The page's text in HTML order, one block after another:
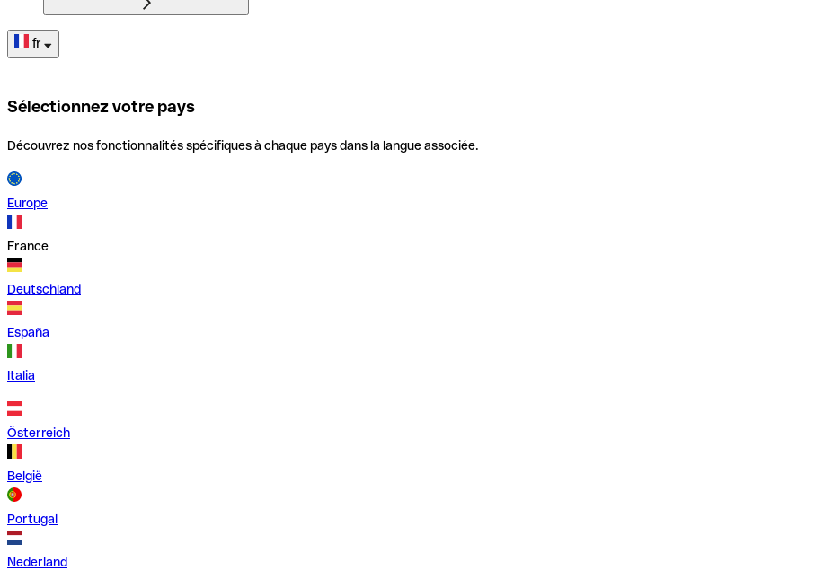
fr
Sélectionnez votre pays
Découvrez nos fonctionnalités spécifiques à chaque pays dans la langue associée.
Europe
France
Deutschland
España
Italia
Österreich
België
Portugal
Nederland